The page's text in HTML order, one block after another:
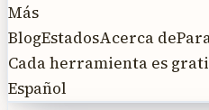
Más
BlogEstadosAcerca de
Cada herramienta es
Español